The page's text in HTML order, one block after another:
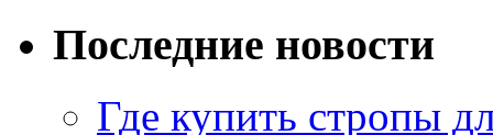
Последние новости
Где купить стропы